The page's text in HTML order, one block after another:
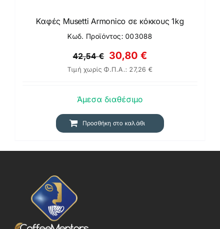
Καφές Musetti Armonico σε κόκκους 1kg
Κωδ. Προϊόντος: 003088
42,54€ Original
price
42,54 €.
30,80 €Η
τρέχουσα
30,80 €.
Τιμή χωρίς Φ.Π.Α.: 27,26 €
Άμεσα διαθέσιμο
Προσθήκη στο καλάθι